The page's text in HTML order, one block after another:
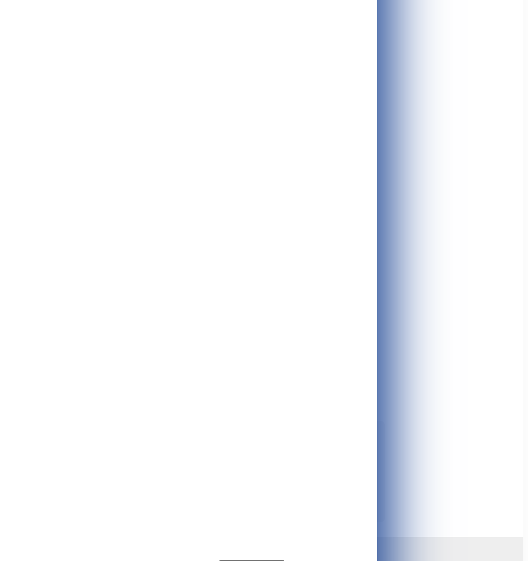
и гарантия от официального поставщика. ➤➤➤ Богатый ассортимент и выбор продуктов, новинки
о товаре: описание, характеристики, фото, производитель и отзывы – Вы можете найти в
добавить в сравнение, в избранные, в корзину покупок или купить в один клик. ⭐️ Вы также
Вас вопрос по номеру телефона ☎️
лояльности, подарки, скидки, купоны и многое другое – все это для наших клиентов онлайн